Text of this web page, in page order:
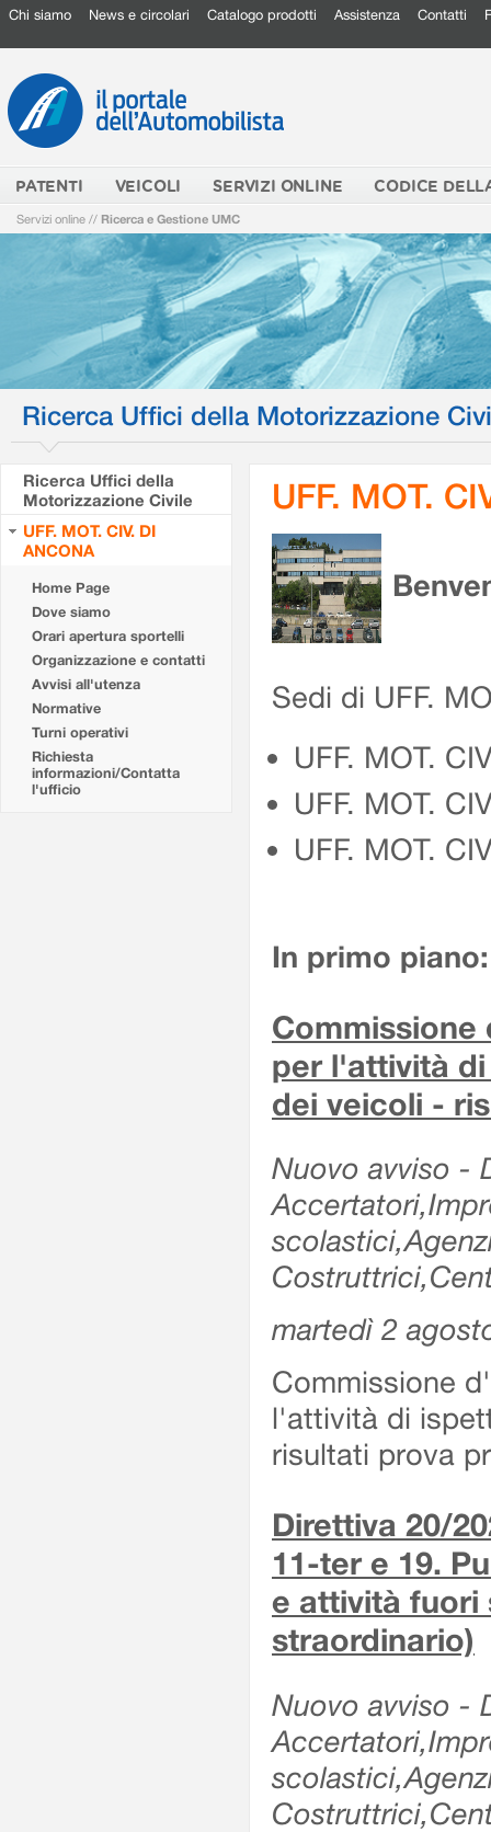
Chi siamo News e circolari Catalogo prodotti Assistenza Contatti
PATENTI VEICOLI SERVIZI ONLINE CODICE
Servizi online // Ricerca e Gestione UMC
Ricerca Uffici della Motorizzazione
Ricerca Uffici della
Motorizzazione Civile
UFF. MOT. CIV. DI
ANCONA
Home Page
Dove siamo
Orari apertura sportelli
Organizzazione e contatti
Avvisi all'utenza
Normative
Turni operativi
Richiesta
informazioni/Contatta
l'ufficio
UFF. MOT.
Sedi di UFF.
UFF. MOT.
UFF. MOT.
UFF. MOT.
In primo piano:
per l'attività
dei veicoli -
Nuovo avviso -
martedì 2
Commissione
l'attività di
risultati prova
Direttiva 20/
11-ter e 19.
e attività fuori
straordinario)
Nuovo avviso -